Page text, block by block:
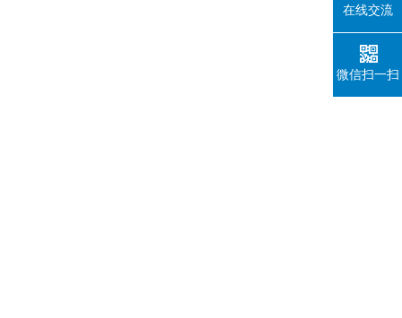
在线交流
微信扫一扫